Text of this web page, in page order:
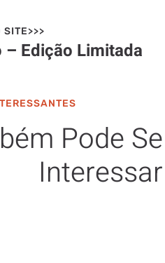
SITE>>>
Edição Limitada
Pode Se
Interessar